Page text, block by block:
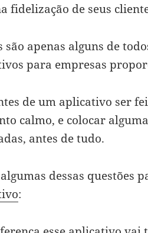
fidelização de seus
são apenas alguns de
para empresas
de um aplicativo ser
calmo, e colocar
antes de tudo.
dessas questões
: